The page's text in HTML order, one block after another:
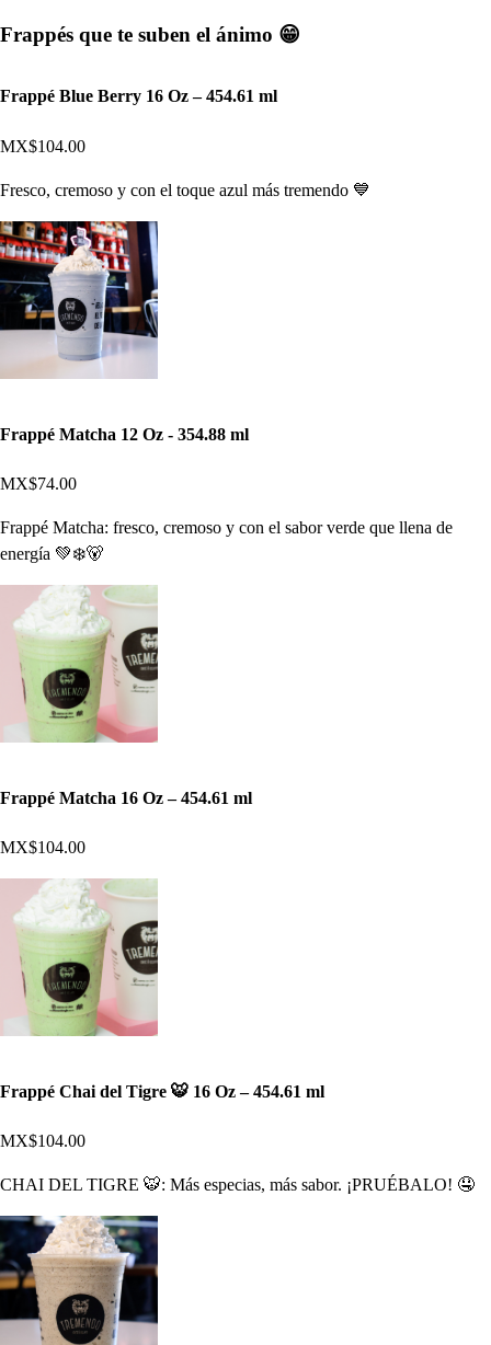
Frappés que te suben el ánimo 😁
Frappé Blue Berry 16 Oz – 454.61 ml
MX$104.00
Fresco, cremoso y con el toque azul más tremendo 💙
Frappé Matcha 12 Oz - 354.88 ml
MX$74.00
Frappé Matcha: fresco, cremoso y con el sabor verde que llena de
energía 💚❄️🐻
Frappé Matcha 16 Oz – 454.61 ml
MX$104.00
Frappé Chai del Tigre 🐯 16 Oz – 454.61 ml
MX$104.00
CHAI DEL TIGRE 🐯: Más especias, más sabor. ¡PRUÉBALO! 🤤